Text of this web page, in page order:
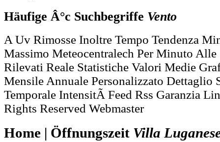
Häufige Â°c Suchbegriffe Vento
A Uv Rimosse Inoltre Tempo Tendenza
Massimo Meteocentralech Per Minuto
Rilevati Reale Statistiche Valori Medie
Mensile Annuale Personalizzato Dettaglio
Temporale IntensitÃ Feed Rss Garanzia
Rights Reserved Webmaster
Home | Öffnungszeit Villa